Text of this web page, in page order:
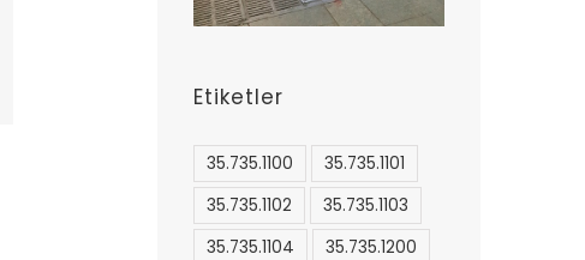
Etiketler
35.735.1100
35.735.1101
35.735.1102
35.735.1103
35.735.1104
35.735.1200